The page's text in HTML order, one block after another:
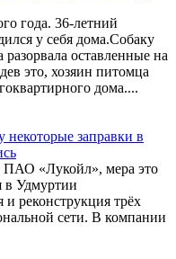
года. 36-летний
у себя дома.Собаку
разорвала оставленные на
это, хозяин питомца
дома....
заправки в
ПАО «Лукойл», мера это
в Удмуртии
и реконструкция трёх
сети. В компании